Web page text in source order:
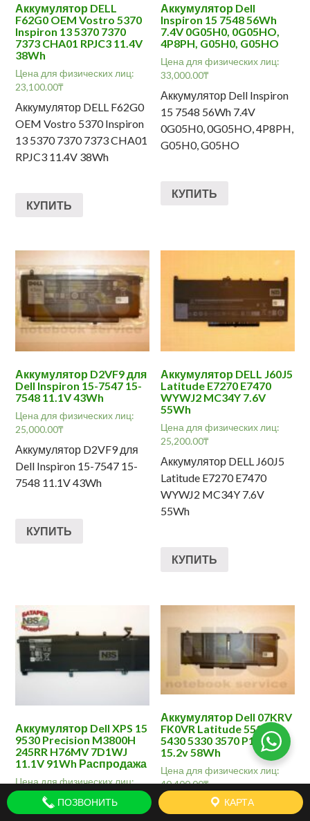
Аккумулятор DELL
F62G0 OEM Vostro 5370
Inspiron 13 5370 7370
7373 CHA01 RPJC3 11.4V
38Wh
Цена для физических лиц:
23,100.00₸
Аккумулятор DELL F62G0
OEM Vostro 5370 Inspiron
13 5370 7370 7373 CHA01
RPJC3 11.4V 38Wh
КУПИТЬ
Аккумулятор Dell
Inspiron 15 7548 56Wh
7.4V 0G05H0, 0G05HO,
4P8PH, G05H0, G05HO
Цена для физических лиц:
33,000.00₸
Аккумулятор Dell Inspiron
15 7548 56Wh 7.4V
0G05H0, 0G05HO, 4P8PH,
G05H0, G05HO
КУПИТЬ
Аккумулятор D2VF9 для
Dell Inspiron 15-7547 15-
7548 11.1V 43Wh
Цена для физических лиц:
25,000.00₸
Аккумулятор D2VF9 для
Dell Inspiron 15-7547 15-
7548 11.1V 43Wh
КУПИТЬ
Аккумулятор DELL J60J5
Latitude E7270 E7470
WYWJ2 MC34Y 7.6V
55Wh
Цена для физических лиц:
25,200.00₸
Аккумулятор DELL J60J5
Latitude E7270 E7470
WYWJ2 MC34Y 7.6V
55Wh
КУПИТЬ
Аккумулятор Dell XPS 15
9530 Precision M3800H
245RR H76MV 7D1WJ
11.1V 91Wh Распродажа
Цена для физических лиц:
33,600.00
Аккумулятор Dell XPS 15
Аккумулятор Dell 07KRV
FK0VR Latitude 5530
5430 5330 3570 P104F
15.2v 58Wh
Цена для физических лиц:
40,400.00₸
Аккумулятор Dell 07KRV
ПОЗВОНИТЬ КАРТА